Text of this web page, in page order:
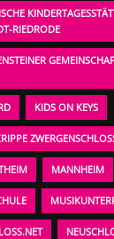
RIEDRODE
KIDS ON KEYS
ZWERGENSCHLOSS
MANNHEIM